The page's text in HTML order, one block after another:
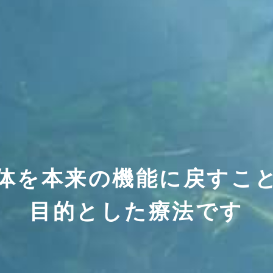
を本来の機能に戻すこ
目的とした療法です